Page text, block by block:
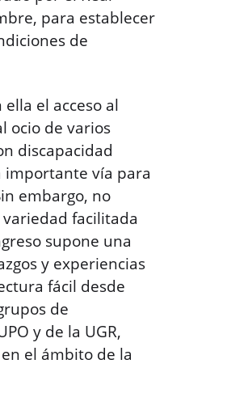
para establecer
de
el acceso al
ocio de varios
discapacidad
vía para
embargo, no
facilitada
supone una
y experiencias
fácil desde
de
y de la UGR,
el ámbito de la